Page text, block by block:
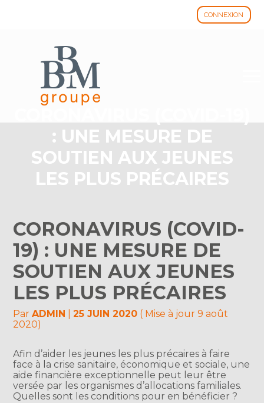
CONNEXION
: UNE MESURE DE
SOUTIEN AUX JEUNES
LES PLUS PRÉCAIRES
CORONAVIRUS (COVID-
19) : UNE MESURE DE
SOUTIEN AUX JEUNES
LES PLUS PRÉCAIRES
ParADMIN |25 JUIN 2020 ( Mise à jour 9 août
2020)
Afin d’aider les jeunes les plus précaires à faire
face à la crise sanitaire, économique et sociale, une
aide financière exceptionnelle peut leur être
versée par les organismes d’allocations familiales.
Quelles sont les conditions pour en bénéficier ?